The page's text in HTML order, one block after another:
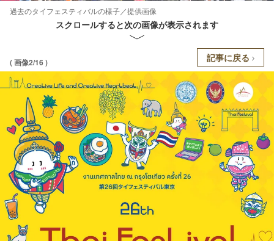
過去のタイフェスティバルの様子／提供画像
スクロールすると次の画像が表示されます
( 画像2/16 ) 記事に戻る